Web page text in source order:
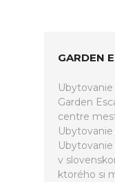
GARDEN
Garden
centre
Ubytovanie
v
ktorého si